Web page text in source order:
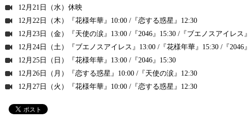
12月21日（水）休映
12月22日（木）『花様年華』10:00 /『恋する惑星』12:30
12月23日（金）『天使の涙』13:00 /『2046』15:30 /『ブエノスアイレス
12月24日（土）『ブエノスアイレス』13:00 /『花様年華』15:30 /『2046
12月25日（日）『花様年華』13:00 /『2046』15:30
12月26日（月）『恋する惑星』10:00 /『天使の涙』12:30
12月27日（火）『花様年華』10:00 /『恋する惑星』12:30